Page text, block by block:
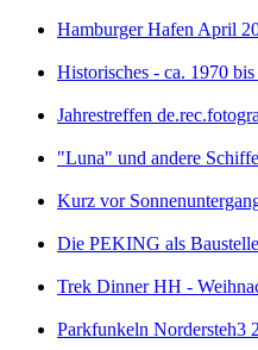
Hamburger Hafen April
Historisches - ca. 1970
Jahrestreffen
"Luna" und andere
Kurz vor
Die PEKING als Baustelle
Trek Dinner HH -
Parkfunkeln Nordersteh3